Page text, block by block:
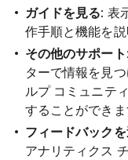
ガイドを見る: 表
作手順と機能を
その他のサポート
ターで情報を見
ルプ コミュニテ
することができま
フィードバック
アナリティクス